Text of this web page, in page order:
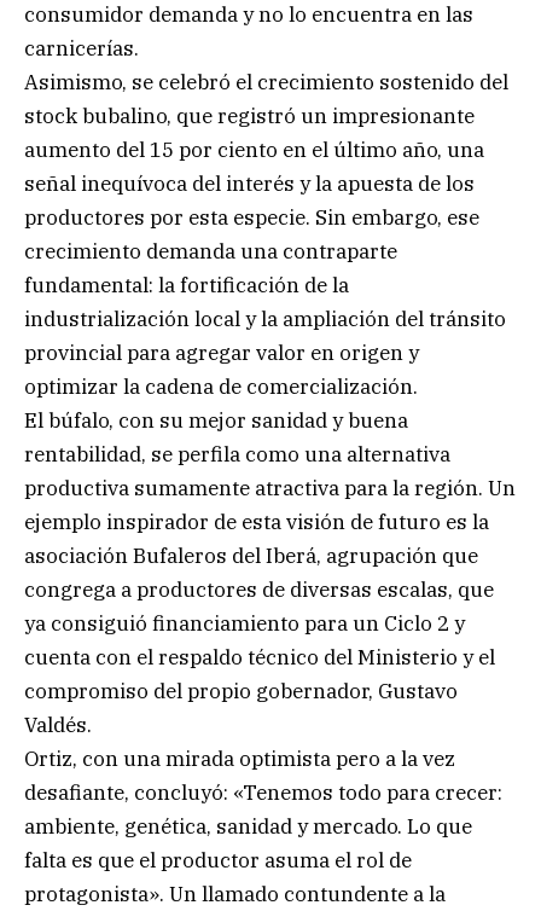
consumidor demanda y no lo encuentra en las
carnicerías.
Asimismo, se celebró el crecimiento sostenido del
stock bubalino, que registró un impresionante
aumento del 15 por ciento en el último año, una
señal inequívoca del interés y la apuesta de los
productores por esta especie. Sin embargo, ese
crecimiento demanda una contraparte
fundamental: la fortificación de la
industrialización local y la ampliación del tránsito
provincial para agregar valor en origen y
optimizar la cadena de comercialización.
El búfalo, con su mejor sanidad y buena
rentabilidad, se perfila como una alternativa
productiva sumamente atractiva para la región. Un
ejemplo inspirador de esta visión de futuro es la
asociación Bufaleros del Iberá, agrupación que
congrega a productores de diversas escalas, que
ya consiguió financiamiento para un Ciclo 2 y
cuenta con el respaldo técnico del Ministerio y el
compromiso del propio gobernador, Gustavo
Valdés.
Ortiz, con una mirada optimista pero a la vez
desafiante, concluyó: «Tenemos todo para crecer:
ambiente, genética, sanidad y mercado. Lo que
falta es que el productor asuma el rol de
protagonista». Un llamado contundente a la